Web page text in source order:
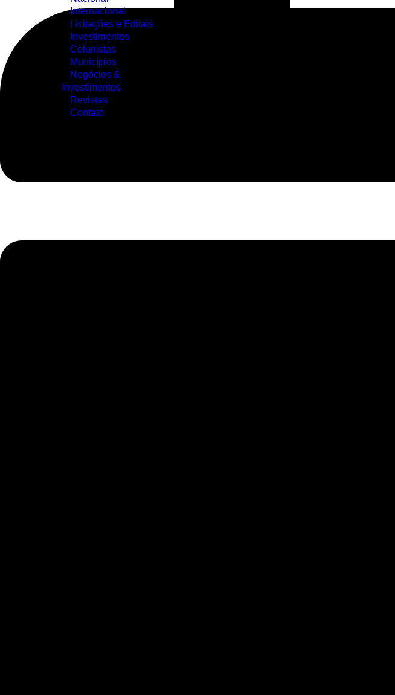
Internacional
Licitações e Editais
Investimentos
Colunistas
Municípios
Negócios &
Investimentos
Revistas
Contato